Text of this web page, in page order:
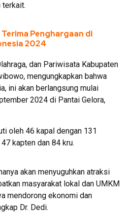
terkait.
Penghargaan di
2024
dan Pariwisata Kabupaten
mengungkapkan bahwa
ini akan berlangsung mulai
2024 di Pantai Gelora,
oleh 46 kapal dengan 131
kapten dan 84 kru.
akan menyuguhkan atraksi
masyarakat lokal dan UMKM
mendorong ekonomi dan
Dr. Dedi.